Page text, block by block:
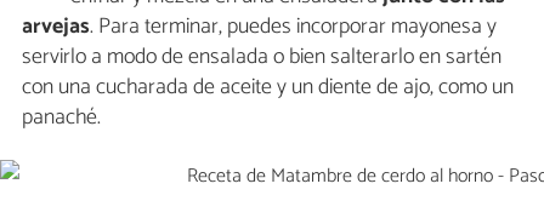
arvejas. Para terminar, puedes incorporar mayonesa y
servirlo a modo de ensalada o bien salterarlo en sartén
con una cucharada de aceite y un diente de ajo, como un
panaché.